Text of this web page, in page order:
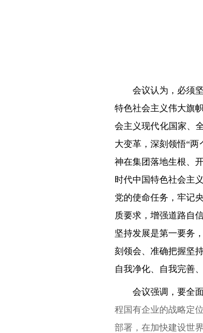
会议认为，必须
特色社会主义伟大旗
会主义现代化国家、
大变革，深刻领悟“
神在集团落地生根、
时代中国特色社会主
党的使命任务，牢记
质要求，增强道路自
坚持发展是第一要务
刻领会、准确把握坚
自我净化、自我完善
会议强调，要全
程国有企业的战略定
部署，在加快建设世